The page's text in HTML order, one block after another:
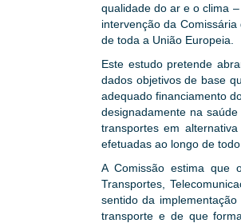
qualidade do ar e o clima
intervenção da
de toda a União Europeia.
Este estudo pretende
dados objetivos de base
adequado financiamento
designadamente na
transportes em
efetuadas ao longo de
A Comissão estima que
Transportes,
sentido da
transporte e de que